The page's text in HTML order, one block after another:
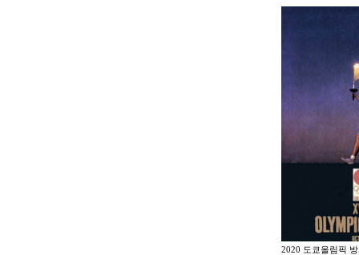
2020 도쿄올림픽